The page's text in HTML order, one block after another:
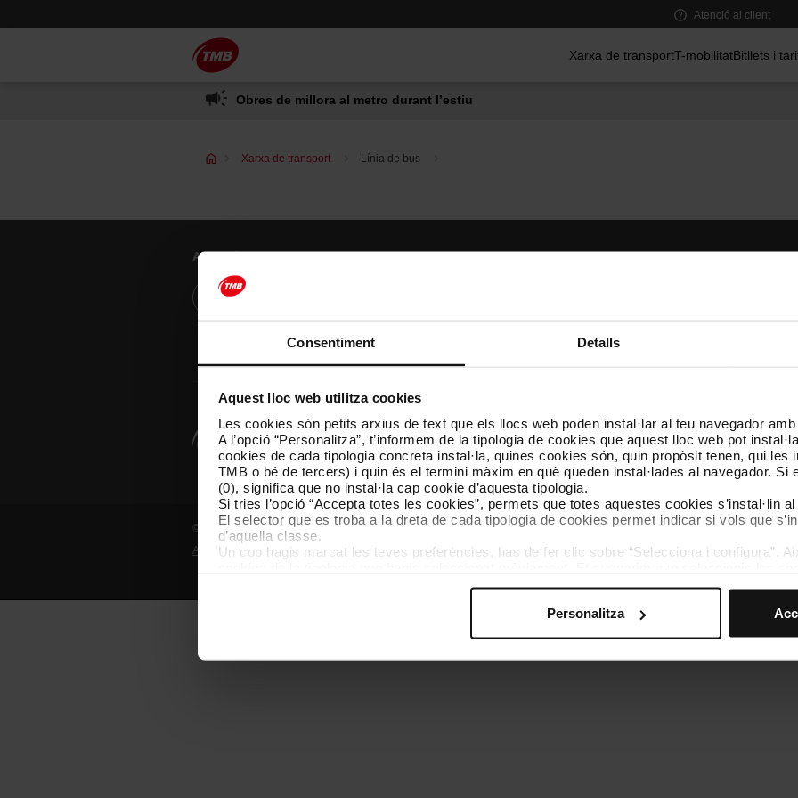
Consentiment Detalls
Aquest lloc web utilitza cookies
Les cookies són petits arxius de text que els llocs web poden instal·lar al teu navegador
A l’opció “Personalitza”, t’informem de la tipologia de cookies que aquest lloc web pot
cookies de cada tipologia concreta instal·la, quines cookies són, quin propòsit tenen, qui les
TMB o bé de tercers) i quin és el termini màxim en què queden instal·lades al navegador. Si
(0), significa que no instal·la cap cookie d’aquesta tipologia.
Si tries l’opció “Accepta totes les cookies”, permets que totes aquestes cookies s’instal·lin
El selector que es troba a la dreta de cada tipologia de cookies permet indicar si vols que
d’aquella classe.
Un cop hagis marcat les teves preferències, has de fer clic sobre “Selecciona i configura”.
perquè permeten recordar les teves opcions de navegació (com ara l’idioma) i milloren la
començar a navegar-hi. Només pots consultar la nostraPolítica de cookies
Personalitza
al
contingut
Atenció al client
Xarxa de transportT-mobilitatBitllets i
Obres de millora al metro durant l’estiu
Xarxa de transport Línia de bus
Atenció al client
Resol els teus dubtes
Segueix-nos
TMB
Coneix-nos Contacta
© Grup TMB - Tots els drets reservats
Avís legal
Política de privadesa Política de cookies Gestor de cookies Accessibilitat Mapa web